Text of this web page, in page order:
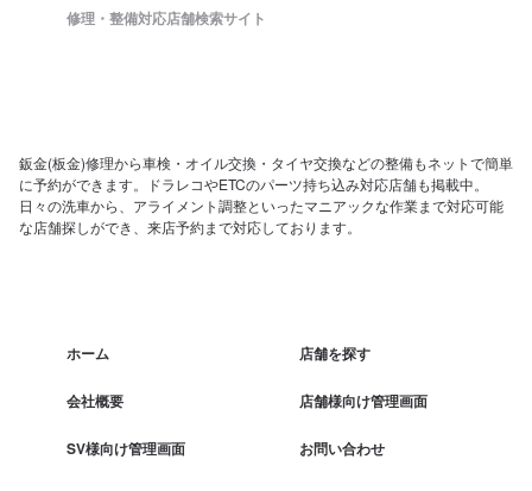
修理・整備対応店舗検索サイト
鈑金(板金)修理から車検・オイル交換・タイヤ交換などの整備もネットで簡単
に予約ができます。ドラレコやETCのパーツ持ち込み対応店舗も掲載中。
日々の洗車から、アライメント調整といったマニアックな作業まで対応可能
な店舗探しができ、来店予約まで対応しております。
ホーム 店舗を探す
会社概要 店舗様向け管理画面
SV様向け管理画面 お問い合わせ